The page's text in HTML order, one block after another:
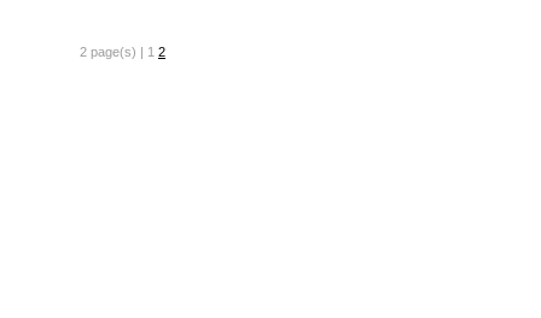
2 page(s) | 1 2